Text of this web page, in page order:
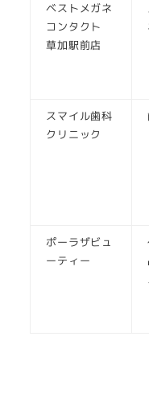
ベストメガネ
コンタクト
草加駅前店
スマイル歯科
クリニック
ポーラザビュ
ーティー